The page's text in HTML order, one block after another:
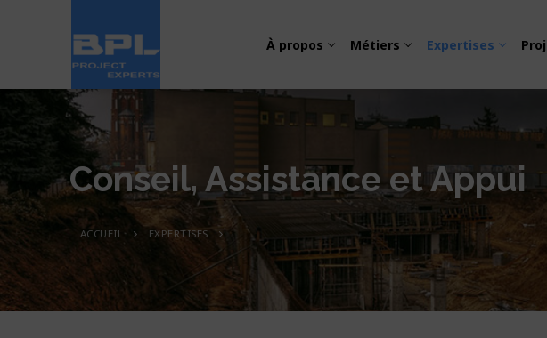
À propos Métiers Expertises
À propos
Présentation
Notre équipe
Métiers
Transport et mobilité urbaine
Expertises
Conseil, Assistance et Appui
ACCUEIL EXPERTISES